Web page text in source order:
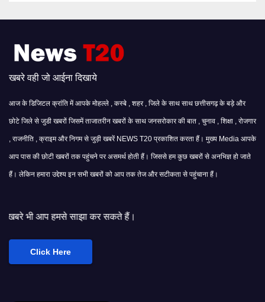
खबरे वही जो आईना दिखाये
आज के डिजिटल क्रांति में आपके मोहल्ले , कस्बे , शहर , जिले के साथ साथ छत्तीसगढ़ के बड़े और
छोटे जिले से जुडी खबरों जिसमें ताजातरीन खबरों के साथ जनसरोकार की बात , चुनाव , शिक्षा , रोजगार
, राजनीति , क्राइम और निगम से जुड़ी खबरें NEWS T20 प्रकाशित करता हैं। मुख्य Media आपके
आप पास की छोटी खबरों तक पहुंचने पर असमर्थ होती हैं। जिससे हम कुछ खबरों से अनभिज्ञ हो जाते
हैं। लेकिन हमारा उद्देश्य इन सभी खबरों को आप तक तेज और सटीकता से पहुंचाना हैं।
कर सकते हैं।
Click Here